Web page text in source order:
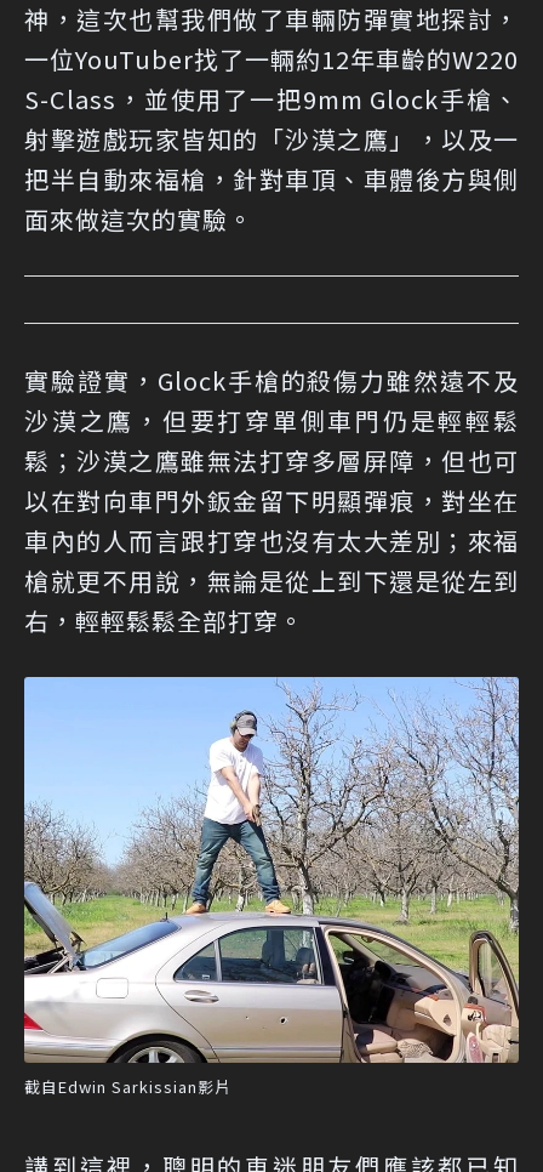
神，這次也幫我們做了車輛防彈實地探討，
一位YouTuber找了一輛約12年車齡的W220
S-Class，並使用了一把9mm Glock手槍、
射擊遊戲玩家皆知的「沙漠之鷹」，以及一
把半自動來福槍，針對車頂、車體後方與側
面來做這次的實驗。
實驗證實，Glock手槍的殺傷力雖然遠不及
沙漠之鷹，但要打穿單側車門仍是輕輕鬆
鬆；沙漠之鷹雖無法打穿多層屏障，但也可
以在對向車門外鈑金留下明顯彈痕，對坐在
車內的人而言跟打穿也沒有太大差別；來福
槍就更不用說，無論是從上到下還是從左到
右，輕輕鬆鬆全部打穿。
截自Edwin Sarkissian影片